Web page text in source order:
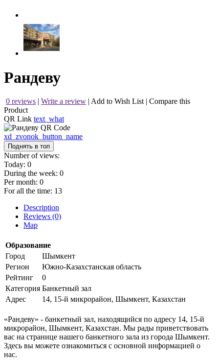
Рандеву
0 reviews | Write a review | Add to Wish List | Compare this
Product
QR Link text_what
xd_zvonok_button_name
Поднять в топ
Number of views:
Today: 0
During the week: 0
Per month: 0
For all the time: 13
Description
Reviews (0)
Map
Образование
Город
Шымкент
Регион
Южно-Казахстанская область
Рейтинг
0
Категория Банкетный зал
Адрес
14, 15-й микрорайон, Шымкент, Казахстан
«Рандеву» - банкетный зал, находящийся по адресу 14, 15-й
микрорайон, Шымкент, Казахстан. Мы рады приветствовать
вас на странице нашего банкетного зала из города Шымкент.
Здесь вы можете ознакомиться с основной информацией о
нас.